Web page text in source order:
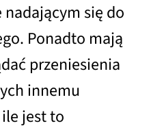
się do
Ponadto mają
przeniesienia
innemu
jest to